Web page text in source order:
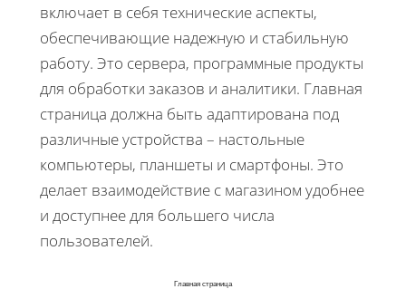
включает в себя технические аспекты,
обеспечивающие надежную и стабильную
работу. Это сервера, программные продукты
для обработки заказов и аналитики. Главная
страница должна быть адаптирована под
различные устройства – настольные
компьютеры, планшеты и смартфоны. Это
делает взаимодействие с магазином удобнее
и доступнее для большего числа
пользователей.
Главная страница